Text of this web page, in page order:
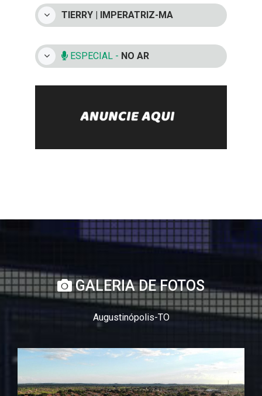
TIERRY | IMPERATRIZ-MA
ESPECIAL - NO AR
GALERIA DE FOTOS
Augustinópolis-TO